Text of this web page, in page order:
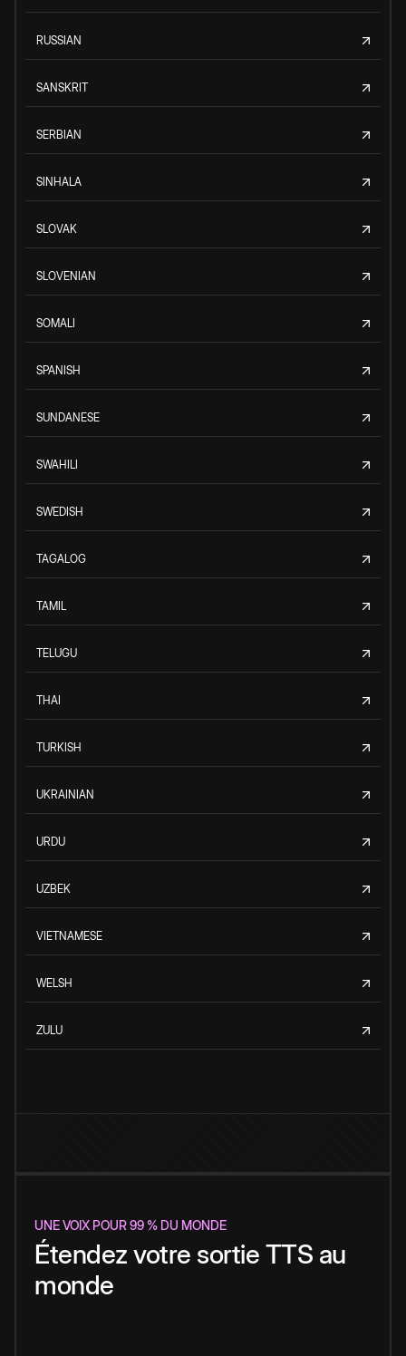
RUSSIAN
SANSKRIT
SERBIAN
SINHALA
SLOVAK
SLOVENIAN
SOMALI
SPANISH
SUNDANESE
SWAHILI
SWEDISH
TAGALOG
TAMIL
TELUGU
THAI
TURKISH
UKRAINIAN
URDU
UZBEK
VIETNAMESE
WELSH
ZULU
UNE VOIX POUR 99 % DU MONDE
Étendez votre sortie TTS au
monde